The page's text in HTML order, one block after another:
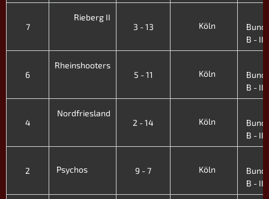
7
Rieberg II
3 - 13
Köln
B - II.
6
Rheinshooters
5 - 11
Köln
B - II.
4
Nordfriesland
2 - 14
Köln
B - II.
2 Psychos 9 - 7 Köln
B - II.